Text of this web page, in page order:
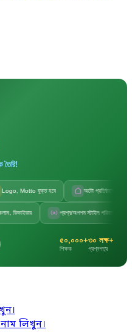
তৈরি!
Motto যুক্ত হবে অটো প্রতিষ্ঠানের নাম
প্রশ্ন/অপশন স্টাইল পরিবর্তন
৫০,০০০+
শিক্ষক
৩০ লক্ষ+
প্রশ্নপত্র
লিখুন।